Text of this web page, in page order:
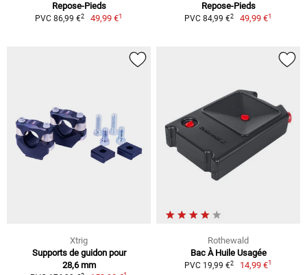
Repose-Pieds
PVC 86,99 €2 49,99 €1
Repose-Pieds
PVC 84,99 €2 49,99 €1
Xtrig
Supports de guidon pour
28,6 mm
Rothewald
Bac À Huile Usagée
PVC 19,99 €2 14,99 €1